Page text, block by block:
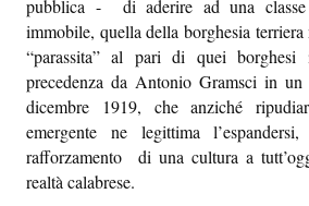
pubblica - di aderire ad una classe
immobile, quella della borghesia terriera
“parassita” al pari di quei
precedenza da Antonio Gramsci in
dicembre 1919, che anziché
emergente ne legittima
rafforzamento di una cultura a
realtà calabrese.